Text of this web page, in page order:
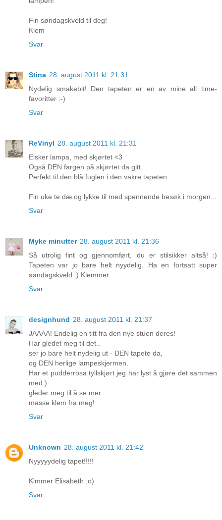
Fin søndagskveld til deg!
Klem
Svar
Stina 28. august 2011 kl. 21:31
Nydelig smakebit! Den tapeten er en av mine all time-
favoritter :-)
Svar
ReVinyl 28. august 2011 kl. 21:31
Elsker lampa, med skjørtet <3
Også DEN fargen på skjørtet da gitt.
Perfekt til den blå fuglen i den vakre tapeten...
Fin uke te dæ og lykke til med spennende besøk i morgen...
Svar
Myke minutter 28. august 2011 kl. 21:36
Så utrolig fint og gjennomført, du er stilsikker altså! :)
Tapeten var jo bare helt nyydelig. Ha en fortsatt super
søndagskveld :) Klemmer
Svar
designhund 28. august 2011 kl. 21:37
JAAAA! Endelig en titt fra den nye stuen deres!
Har gledet meg til det..
ser jo bare helt nydelig ut - DEN tapete da,
og DEN herlige lampeskjermen.
Har et pudderrosa tyllskjørt jeg har lyst å gjøre det sammen
med:)
gleder meg til å se mer.
masse klem fra meg!
Svar
Unknown 28. august 2011 kl. 21:42
Nyyyyydelig tapet!!!!!
Klmmer Elisabeth ;o)
Svar